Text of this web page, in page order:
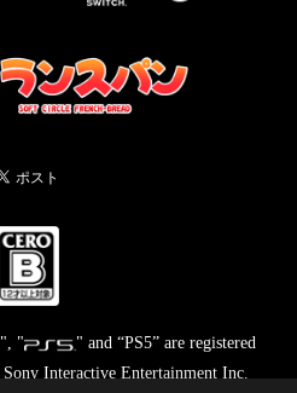
", "
" and “PS5” are registered
Interactive Entertainment Inc.